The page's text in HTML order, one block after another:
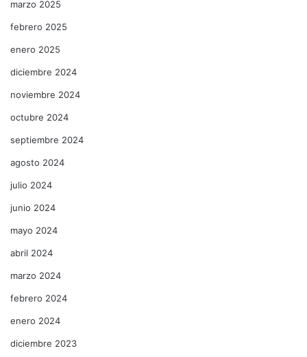
marzo 2025
febrero 2025
enero 2025
diciembre 2024
noviembre 2024
octubre 2024
septiembre 2024
agosto 2024
julio 2024
junio 2024
mayo 2024
abril 2024
marzo 2024
febrero 2024
enero 2024
diciembre 2023